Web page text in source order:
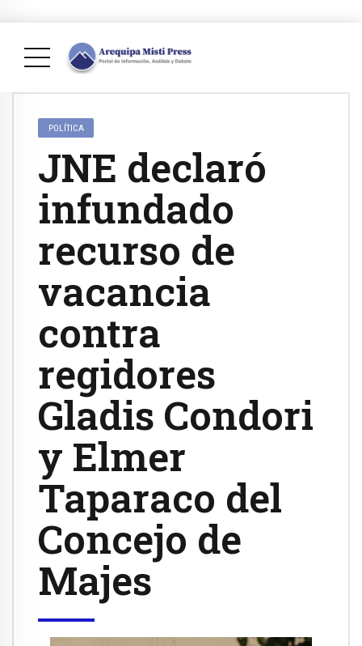
POLÍTICA
JNE declaró
infundado
recurso de
vacancia
contra
regidores
Gladis Condori
y Elmer
Taparaco del
Concejo de
Majes